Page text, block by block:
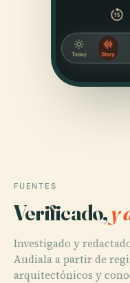
FUENTES
Verificado,y
Investigado y
Audiala a partir de
arquitectónicos y